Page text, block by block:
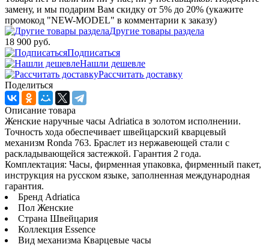
замену, и мы подарим Вам скидку от 5% до 20% (укажите
промокод "NEW-MODEL" в комментарии к заказу)
Другие товары раздела
18 900 руб.
Подписаться
Нашли дешевле
Рассчитать доставку
Поделиться
Описание товара
Женские наручные часы Adriatica в золотом исполнении.
Точность хода обеспечивает швейцарский кварцевый
механизм Ronda 763. Браслет из нержавеющей стали с
раскладывающейся застежкой. Гарантия 2 года.
Комплектация: Часы, фирменная упаковка, фирменный пакет,
инструкция на русском языке, заполненная международная
гарантия.
Бренд Adriatica
Пол Женские
Страна Швейцария
Коллекция Essence
Вид механизма Кварцевые часы